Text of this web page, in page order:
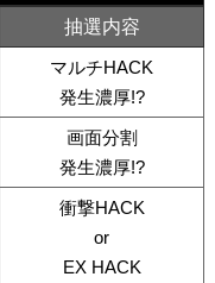
抽選内容
マルチHACK
発生濃厚!?
画面分割
発生濃厚!?
衝撃HACK
or
EX HACK